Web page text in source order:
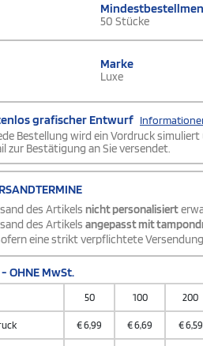
50 Stücke
Marke
Luxe
grafischer Entwurf
Bestellung wird ein Vordruck simuliert
zur Bestätigung an Sie versendet.
des Artikels nicht personalisiert
des Artikels angepasst mit
eine strikt verpflichtete
- OHNE MwSt.
50 100 200
€6,99 €6,69 €6,59